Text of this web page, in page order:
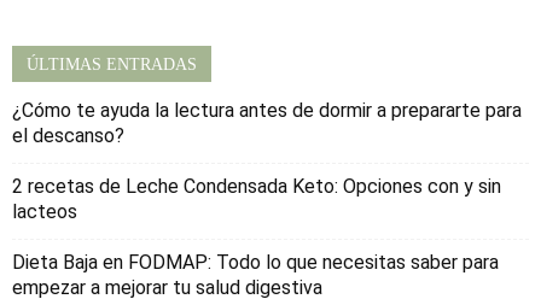
ÚLTIMAS ENTRADAS
¿Cómo te ayuda la lectura antes de dormir a prepararte para
el descanso?
2 recetas de Leche Condensada Keto: Opciones con y sin
lacteos
Dieta Baja en FODMAP: Todo lo que necesitas saber para
empezar a mejorar tu salud digestiva